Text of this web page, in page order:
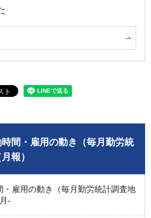
間・雇用の動き（毎月勤労統
報）
雇用の動き（毎月勤労統計調査地
-